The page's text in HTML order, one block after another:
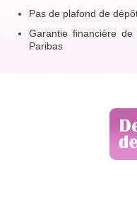
Pas de plafond de
Garantie financière de
Paribas